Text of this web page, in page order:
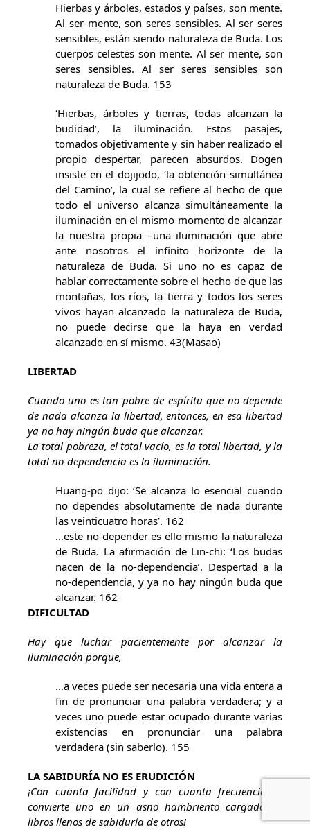
Hierbas y árboles, estados y países, son mente.
Al ser mente, son seres sensibles. Al ser seres
sensibles, están siendo naturaleza de Buda. Los
cuerpos celestes son mente. Al ser mente, son
seres sensibles. Al ser seres sensibles son
naturaleza de Buda. 153
‘Hierbas, árboles y tierras, todas alcanzan la
budidad’, la iluminación. Estos pasajes,
tomados objetivamente y sin haber realizado el
propio despertar, parecen absurdos. Dogen
insiste en el dojijodo, ‘la obtención simultánea
del Camino’, la cual se refiere al hecho de que
todo el universo alcanza simultáneamente la
iluminación en el mismo momento de alcanzar
la nuestra propia –una iluminación que abre
ante nosotros el infinito horizonte de la
naturaleza de Buda. Si uno no es capaz de
hablar correctamente sobre el hecho de que las
montañas, los ríos, la tierra y todos los seres
vivos hayan alcanzado la naturaleza de Buda,
no puede decirse que la haya en verdad
alcanzado en sí mismo. 43(Masao)
LIBERTAD
Cuando uno es tan pobre de espíritu que no depende
de nada alcanza la libertad, entonces, en esa libertad
ya no hay ningún buda que alcanzar.
La total pobreza, el total vacío, es la total libertad, y la
total no-dependencia es la iluminación.
Huang-po dijo: ‘Se alcanza lo esencial cuando
no dependes absolutamente de nada durante
las veinticuatro horas’. 162
…este no-depender es ello mismo la naturaleza
de Buda. La afirmación de Lin-chi: ‘Los budas
nacen de la no-dependencia’. Despertad a la
no-dependencia, y ya no hay ningún buda que
alcanzar. 162
DIFICULTAD
Hay que luchar pacientemente por alcanzar la
iluminación porque,
…a veces puede ser necesaria una vida entera a
fin de pronunciar una palabra verdadera; y a
veces uno puede estar ocupado durante varias
existencias en pronunciar una palabra
verdadera (sin saberlo). 155
LA SABIDURÍA NO ES ERUDICIÓN
¡Con cuanta facilidad y con cuanta frecuencia se
convierte uno en un asno hambriento cargado de
libros llenos de sabiduría de otros!